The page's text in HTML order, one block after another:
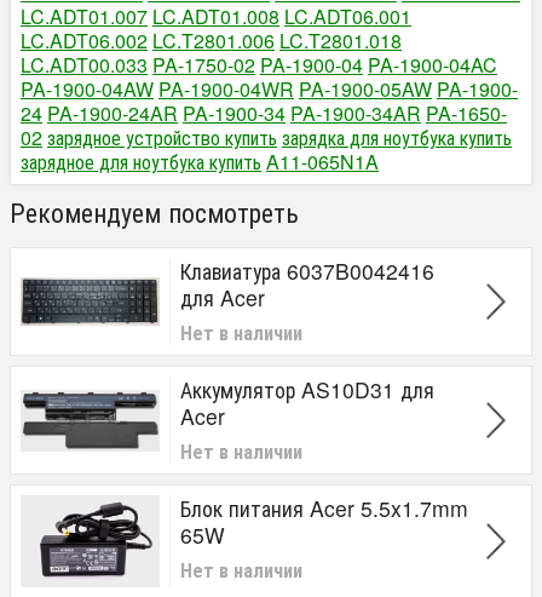
LC.ADT01.007 LC.ADT01.008 LC.ADT06.001
LC.ADT06.002 LC.T2801.006 LC.T2801.018
LC.ADT00.033 PA-1750-02 PA-1900-04 PA-1900-04AC
PA-1900-04AW PA-1900-04WR PA-1900-05AW PA-1900-
24 PA-1900-24AR PA-1900-34 PA-1900-34AR PA-1650-
02зарядное устройство купить зарядка для ноутбука купить
зарядное для ноутбука купить A11-065N1A
Рекомендуем посмотреть
Клавиатура 6037B0042416
для Acer
Нет в наличии
Аккумулятор AS10D31 для
Acer
Нет в наличии
Блок питания Acer 5.5x1.7mm
65W
Нет в наличии